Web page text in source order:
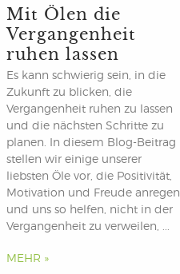
Mit Ölen die
Vergangenheit
ruhen lassen
Es kann schwierig sein, in die
Zukunft zu blicken, die
Vergangenheit ruhen zu lassen
und die nächsten Schritte zu
planen. In diesem Blog-Beitrag
stellen wir einige unserer
liebsten Öle vor, die Positivität,
Motivation und Freude anregen
und uns so helfen, nicht in der
Vergangenheit zu verweilen, ...
MEHR »